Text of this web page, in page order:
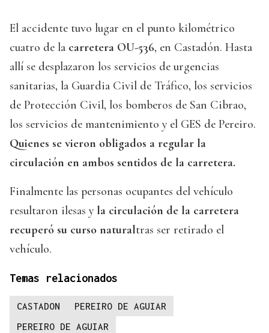
El accidente tuvo lugar en el punto kilométrico
cuatro de la carretera OU-536, en Castadón. Hasta
allí se desplazaron los servicios de urgencias
sanitarias, la Guardia Civil de Tráfico, los servicios
de Protección Civil, los bomberos de San Cibrao,
los servicios de mantenimiento y el GES de Pereiro.
Quienes se vieron obligados a regular la
circulación en ambos sentidos de la carretera.
Finalmente las personas ocupantes del vehículo
resultaron ilesas y la circulación de la carretera
recuperó su curso naturaltras ser retirado el
vehículo.
Temas relacionados
CASTADON
PEREIRO DE AGUIAR
PEREIRO DE AGUIAR